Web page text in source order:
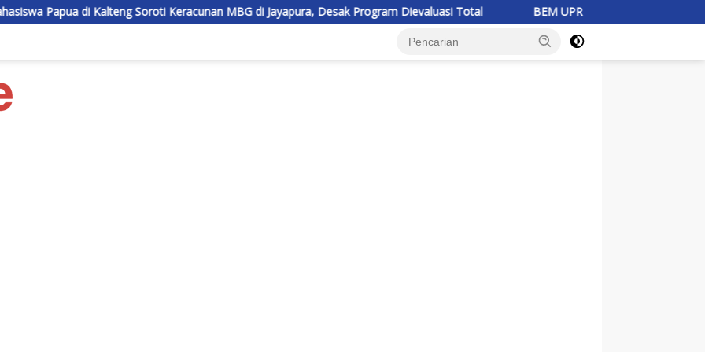
Soroti Keracunan MBG di Jayapura, Desak Program Dievaluasi Total BEM UPR Dipercaya Jadi Koordinator Isu Minerba